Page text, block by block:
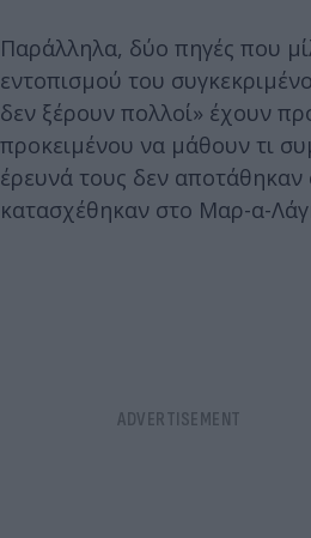
Παράλληλα, δύο πηγές που
εντοπισμού του
δεν ξέρουν πολλοί» έχουν
προκειμένου να μάθουν τι
έρευνά τους δεν
κατασχέθηκαν στο Μαρ-α-